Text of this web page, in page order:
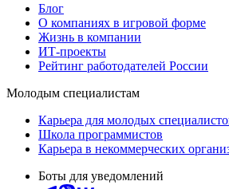
Блог
О компаниях в игровой форме
Жизнь в компании
ИТ-проекты
Рейтинг работодателей России
Молодым специалистам
Карьера для молодых
Школа программистов
Карьера в некоммерческих
Боты для уведомлений